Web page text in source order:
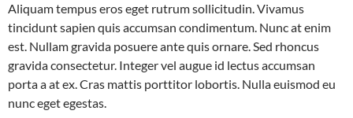
Aliquam tempus eros eget rutrum sollicitudin. Vivamus
tincidunt sapien quis accumsan condimentum. Nunc at enim
est. Nullam gravida posuere ante quis ornare. Sed rhoncus
gravida consectetur. Integer vel augue id lectus accumsan
porta a at ex. Cras mattis porttitor lobortis. Nulla euismod eu
nunc eget egestas.